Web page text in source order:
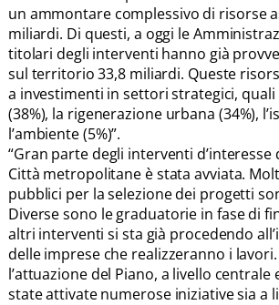
un ammontare complessivo di risorse
miliardi. Di questi, a oggi le
titolari degli interventi hanno già
sul territorio 33,8 miliardi. Queste
a investimenti in settori strategici,
(38%), la rigenerazione urbana (34%),
l’ambiente (5%)”.
“Gran parte degli interventi d’interesse
Città metropolitane è stata avviata.
pubblici per la selezione dei progetti
Diverse sono le graduatorie in fase di
altri interventi si sta già procedendo
delle imprese che realizzeranno i
l’attuazione del Piano, a livello centrale
state attivate numerose iniziative sia a